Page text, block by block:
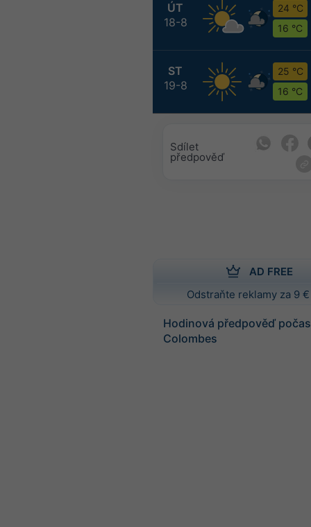
ÚT
18-8
24 °C
16 °C
ST
19-8
25 °C
16 °C
Sdílet
předpověď
AD FREE
Odstraňte reklamy za 9
Hodinová předpověď
Colombes